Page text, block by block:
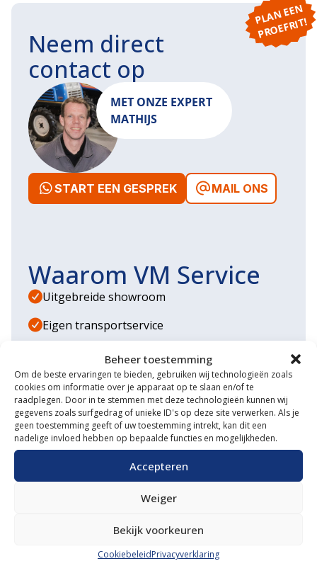
Beheer toestemming
Om de beste ervaringen te bieden, gebruiken wij technologieën zoals
cookies om informatie over je apparaat op te slaan en/of te
raadplegen. Door in te stemmen met deze technologieën kunnen wij
gegevens zoals surfgedrag of unieke ID's op deze site verwerken. Als je
geen toestemming geeft of uw toestemming intrekt, kan dit een
nadelige invloed hebben op bepaalde functies en mogelijkheden.
Accepteren
Weiger
Bekijk voorkeuren
CookiebeleidPrivacyverklaring
P
L
A
N
E
E
N
P
R
O
E
F
RI
T!
Neem direct
contact op
MET ONZE EXPERT
MATHIJS
START EEN GESPREK MAIL ONS
Waarom VM Service
Uitgebreide showroom
Eigen transportservice
Gespecialiseerde werkplaats
Diverse aanbouwwerktuigen
Grote voorraad minitrekkers
Grootste in kleine tractoren